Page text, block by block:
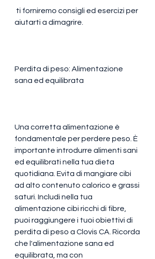
aiutarti a dimagrire.
Perdita di peso: Alimentazione
sana ed equilibrata
Una corretta alimentazione è
fondamentale per perdere peso. È
importante introdurre alimenti sani
ed equilibrati nella tua dieta
quotidiana. Evita di mangiare cibi
ad alto contenuto calorico e grassi
saturi. Includi nella tua
alimentazione cibi ricchi di fibre,
puoi raggiungere i tuoi obiettivi di
perdita di peso a Clovis CA. Ricorda
che l'alimentazione sana ed
equilibrata, ma con